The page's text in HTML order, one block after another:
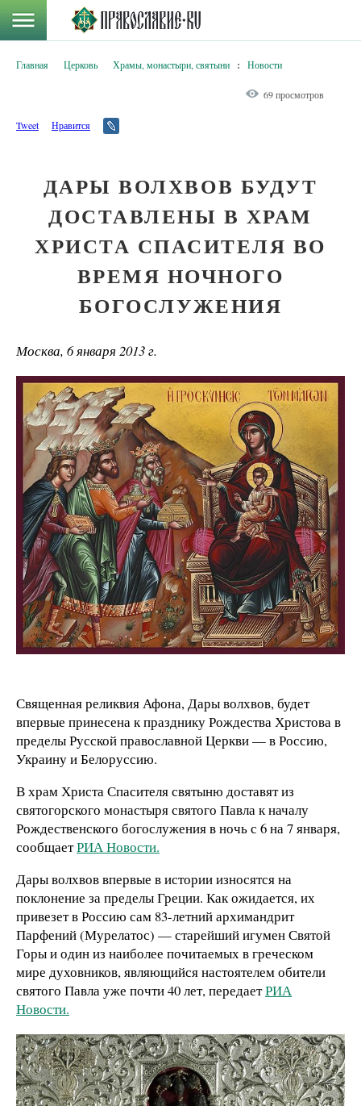
Главная Церковь Храмы, монастыри, святыни : Новости
69 просмотров
Tweet Нравится
ДАРЫ ВОЛХВОВ БУДУТ
ДОСТАВЛЕНЫ В ХРАМ
ХРИСТА СПАСИТЕЛЯ ВО
ВРЕМЯ НОЧНОГО
БОГОСЛУЖЕНИЯ
Москва, 6 января 2013 г.
Священная реликвия Афона, Дары волхвов, будет
впервые принесена к празднику Рождества Христова в
пределы Русской православной Церкви — в Россию,
Украину и Белоруссию.
В храм Христа Спасителя святыню доставят из
святогорского монастыря святого Павла к началу
Рождественского богослужения в ночь с 6 на 7 января,
сообщаетРИА Новости.
Дары волхвов впервые в истории износятся на
поклонение за пределы Греции. Как ожидается, их
привезет в Россию сам 83-летний архимандрит
Парфений (Мурелатос) — старейший игумен Святой
Горы и один из наиболее почитаемых в греческом
мире духовников, являющийся настоятелем обители
святого Павла уже почти 40 лет, передаетРИА
Новости.